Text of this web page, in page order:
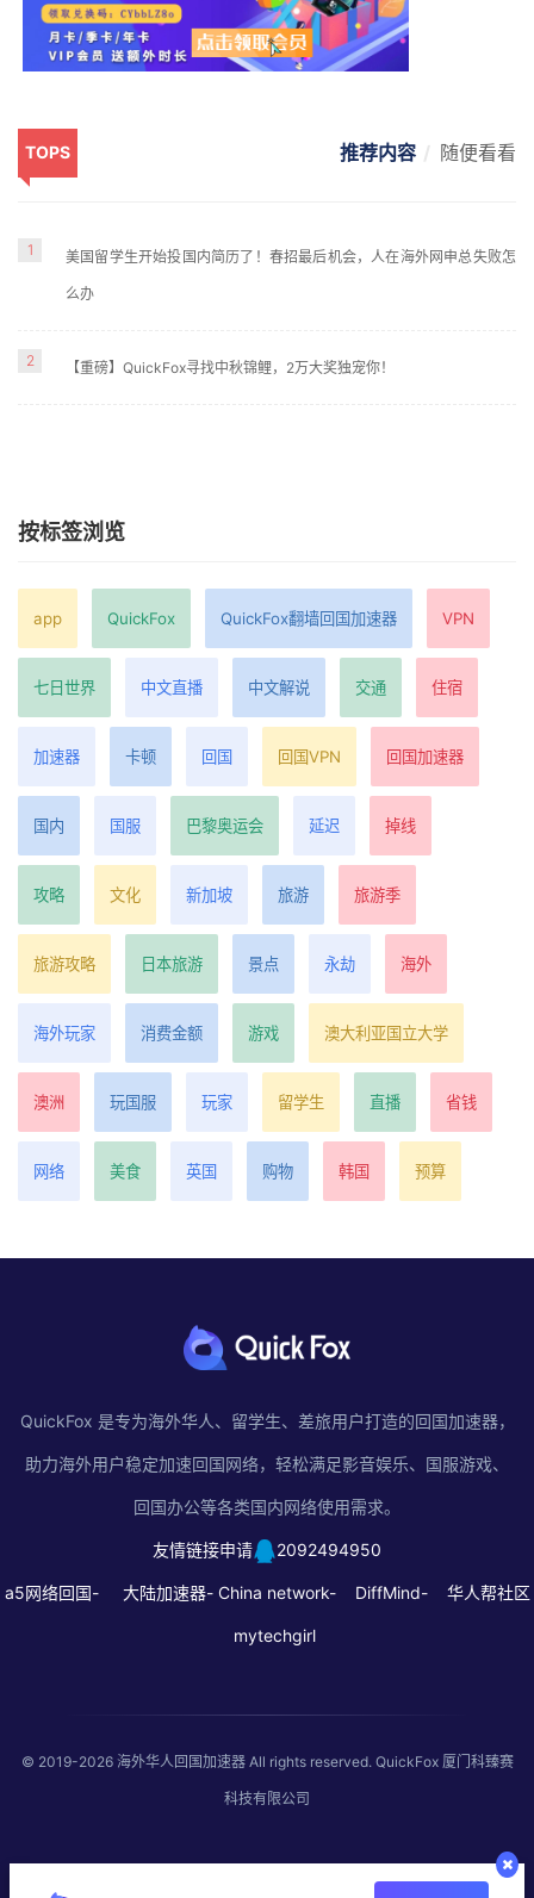
TOPS 推荐内容 随便看看
1 美国留学生开始投国内简历了！春招最后机会，人在海外网申总失败怎
么办
2 【重磅】QuickFox寻找中秋锦鲤，2万大奖独宠你！
按标签浏览
app QuickFox QuickFox翻墙回国加速器 VPN
七日世界 中文直播 中文解说 交通 住宿
加速器 卡顿 回国 回国VPN 回国加速器
国内 国服 巴黎奥运会 延迟 掉线
攻略 文化 新加坡 旅游 旅游季
旅游攻略 日本旅游 景点 永劫 海外
海外玩家 消费金额 游戏 澳大利亚国立大学
澳洲 玩国服 玩家 留学生 直播 省钱
网络 美食 英国 购物 韩国 预算
QuickFox 是专为海外华人、留学生、差旅用户打造的回国加速器，
助力海外用户稳定加速回国网络，轻松满足影音娱乐、国服游戏、
回国办公等各类国内网络使用需求。
友情链接申请 2092494950
a5网络回国- 大陆加速器- China network- DiffMind- 华人帮社区
mytechgirl
© 2019-2026 海外华人回国加速器All rights reserved. QuickFox 厦门科臻赛
科技有限公司